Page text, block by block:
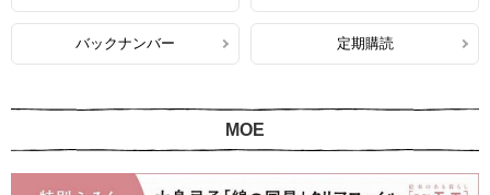
バックナンバー 定期購読
MOE